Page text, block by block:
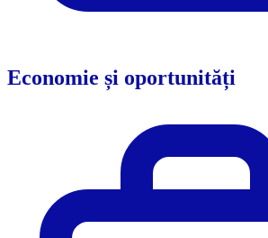
Economie și oportunități